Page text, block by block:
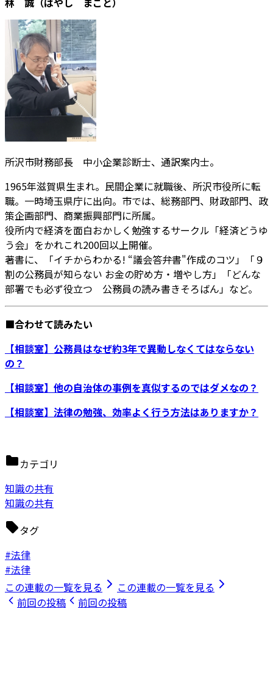
所沢市財務部長 中小企業診断士、通訳案内士。
1965年滋賀県生まれ。民間企業に就職後、所沢市役所に転
職。一時埼玉県庁に出向。市では、総務部門、財政部門、政
策企画部門、商業振興部門に所属。
役所内で経済を面白おかしく勉強するサークル「経済どうゆ
う会」をかれこれ200回以上開催。
著書に、「イチからわかる! “議会答弁書"作成のコツ」「９
割の公務員が知らない お金の貯め方・増やし方」「どんな
部署でも必ず役立つ 公務員の読み書きそろばん」など。
■合わせて読みたい
【相談室】公務員はなぜ約3年で異動しなくてはならない
の？
【相談室】他の自治体の事例を真似するのではダメなの？
【相談室】法律の勉強、効率よく行う方法はありますか？
カテゴリ
知識の共有
知識の共有
タグ
#法律
#法律
この連載の一覧を見る
この連載の一覧を見る
前回の投稿
前回の投稿